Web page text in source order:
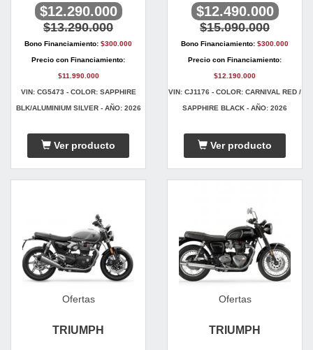
$12.290.000
$13.290.000
Bono Financiamiento: $300.000
Precio con Financiamiento:
$11.990.000
VIN: CG5473 - COLOR: SAPPHIRE
BLK/ALUMINIUM SILVER - AÑO: 2026
Ver producto
$12.490.000
$15.090.000
Bono Financiamiento: $300.000
Precio con Financiamiento:
$12.190.000
VIN: CJ1176 - COLOR: CARNIVAL RED /
SAPPHIRE BLACK - AÑO: 2026
Ver producto
Ofertas
TRIUMPH
Ofertas
TRIUMPH